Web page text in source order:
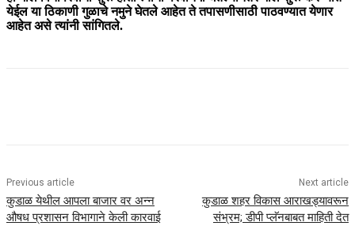
येईल या ठिकाणी गुळाचे नमुने घेतले आहेत ते तपासणीसाठी पाठवण्यात येणार
आहेत असे त्यांनी सांगितले.
Previous article
कुडाळ येथील आपला बाजार वर अन्न
औषध प्रशासन विभागाने केली कारवाई
Next article
कुडाळ शहर विकास आराखड्यावरून
संभ्रम; डीपी प्लॅनबाबत माहिती देत